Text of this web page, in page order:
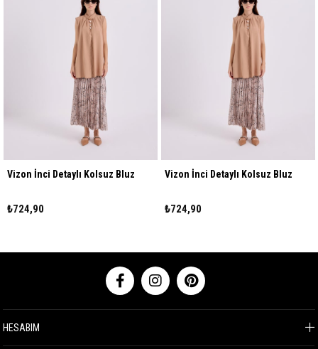
Vizon İnci Detaylı Kolsuz Bluz
₺724,90
Vizon İnci Detaylı Kolsuz Bluz
₺724,90
HESABIM